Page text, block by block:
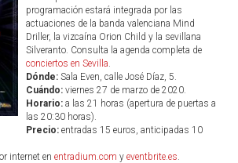
programación estará integrada por las
actuaciones de la banda valenciana Mind
Driller, la vizcaína Orion Child y la sevillana
Silveranto. Consulta la agenda completa de
conciertos en Sevilla.
Dónde:Sala Even, calle José Díaz, 5.
Cuándo:viernes 27 de marzo de 2020.
Horario:a las 21 horas (apertura de puertas a
las 20:30 horas).
Precio:entradas 15 euros, anticipadas 10
internet en entradium.com y eventbrite.es.